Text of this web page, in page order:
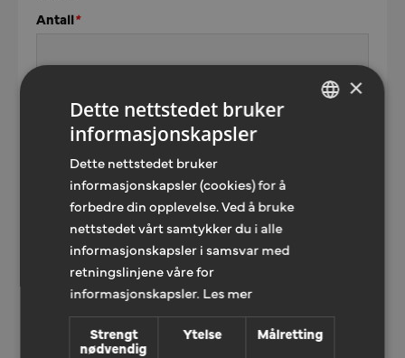
Antall*
Skriv din kommentar*
LEGG TIL TILBUDFORESPØRSEL
×
Dette nettstedet bruker
informasjonskapsler
Dette nettstedet bruker
informasjonskapsler (cookies) for å
forbedre din opplevelse. Ved å bruke
nettstedet vårt samtykker du i alle
informasjonskapsler i samsvar med
retningslinjene våre for
informasjonskapsler. Les mer
Strengt
nødvendig
Ytelse Målretting